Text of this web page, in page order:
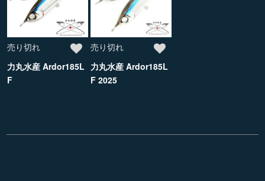
売り切れ
力丸水産 Ardor185L
F
売り切れ
力丸水産 Ardor185L
F 2025